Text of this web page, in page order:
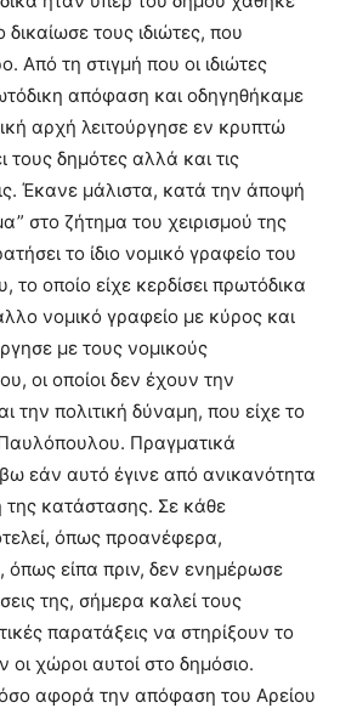
δικαίωσε τους ιδιώτες, που
Από τη στιγμή που οι ιδιώτες
απόφαση και οδηγηθήκαμε
αρχή λειτούργησε εν κρυπτώ
δημότες αλλά και τις
Έκανε μάλιστα, κατά την άποψή
στο ζήτημα του χειρισμού της
το ίδιο νομικό γραφείο του
οποίο είχε κερδίσει πρωτόδικα
νομικό γραφείο με κύρος και
με τους νομικούς
οι οποίοι δεν έχουν την
την πολιτική δύναμη, που είχε το
Πραγματικά
εάν αυτό έγινε από ανικανότητα
της κατάστασης. Σε κάθε
όπως προανέφερα,
όπως είπα πριν, δεν ενημέρωσε
της, σήμερα καλεί τους
παρατάξεις να στηρίξουν το
χώροι αυτοί στο δημόσιο.
αφορά την απόφαση του Αρείου